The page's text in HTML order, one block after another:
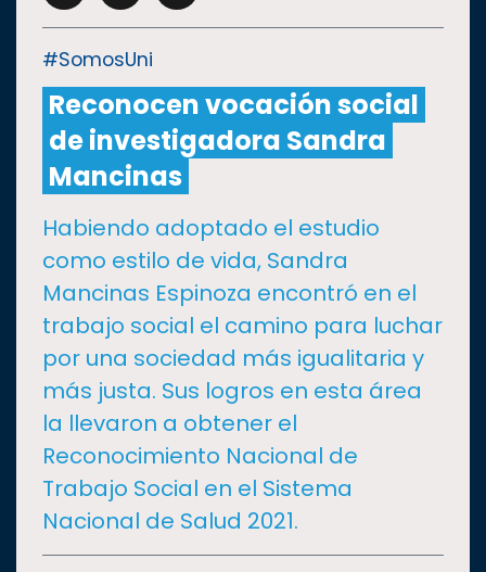
CULTURA
DEPORTES
I+D+IEXPERTOS
SALUD
SUSTENTABILIDAD
TEMAS
Oferta
educativa
#SomosUni
Reconocen vocación social
de investigadora Sandra
Mancinas
Habiendo adoptado el estudio
como estilo de vida, Sandra
Mancinas Espinoza encontró en el
trabajo social el camino para luchar
por una sociedad más igualitaria y
más justa. Sus logros en esta área
la llevaron a obtener el
Reconocimiento Nacional de
Trabajo Social en el Sistema
Nacional de Salud 2021.